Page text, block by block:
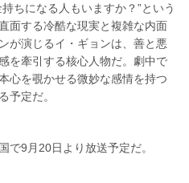
ちになる人もいますか？”という
面する冷酷な現実と複雑な内面
が演じるイ・ギョンは、善と悪
を牽引する核心人物だ。劇中で
心を覗かせる微妙な感情を持つ
予定だ。
で9月20日より放送予定だ。